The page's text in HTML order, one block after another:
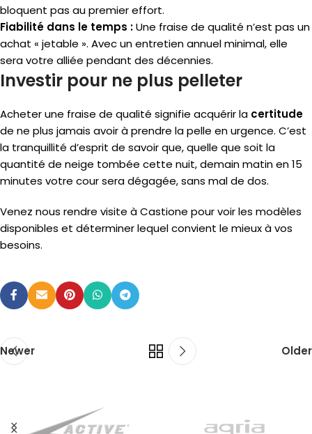
bloquent pas au premier effort.
Fiabilité dans le temps :Une fraise de qualité n’est pas un
achat « jetable ». Avec un entretien annuel minimal, elle
sera votre alliée pendant des décennies.
Investir pour ne plus pelleter
Acheter une fraise de qualité signifie acquérir la certitude
de ne plus jamais avoir à prendre la pelle en urgence. C’est
la tranquillité d’esprit de savoir que, quelle que soit la
quantité de neige tombée cette nuit, demain matin en 15
minutes votre cour sera dégagée, sans mal de dos.
Venez nous rendre visite à Castione pour voir les modèles
disponibles et déterminer lequel convient le mieux à vos
besoins.
Newer Older